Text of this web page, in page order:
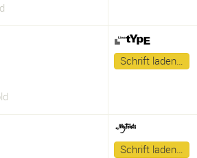
Schrift laden…
Schrift laden…